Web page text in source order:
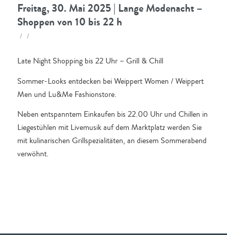
Freitag, 30. Mai 2025 | Lange Modenacht –
Shoppen von 10 bis 22 h
/ /
Late Night Shopping bis 22 Uhr – Grill & Chill
Sommer-Looks entdecken bei Weippert Women / Weippert
Men und Lu&Me Fashionstore.
Neben entspanntem Einkaufen bis 22.00 Uhr und Chillen in
Liegestühlen mit Livemusik auf dem Marktplatz werden Sie
mit kulinarischen Grillspezialitäten, an diesem Sommerabend
verwöhnt.